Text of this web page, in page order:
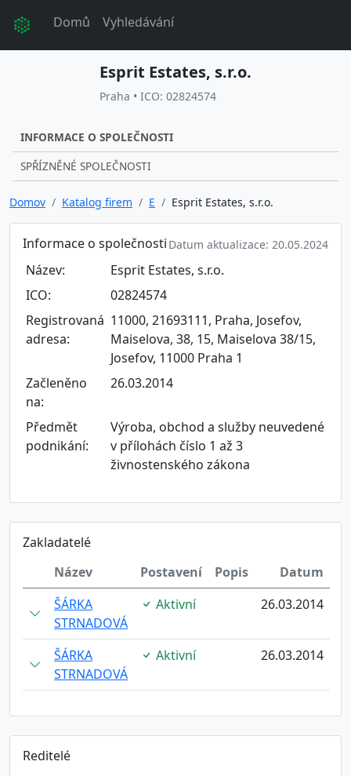
Domů Vyhledávání
Esprit Estates, s.r.o.
Praha • ICO: 02824574
INFORMACE O SPOLEČNOSTI
SPŘÍZNĚNÉ SPOLEČNOSTI
Domov Katalog firem E Esprit Estates, s.r.o.
Informace o společnosti Datum aktualizace: 20.05.2024
Název:
Esprit Estates, s.r.o.
ICO:
02824574
Registrovaná
adresa:
11000, 21693111, Praha, Josefov,
Maiselova, 38, 15, Maiselova 38/15,
Josefov, 11000 Praha 1
Začleněno
na:
26.03.2014
Předmět
podnikání:
Výroba, obchod a služby neuvedené
v přílohách číslo 1 až 3
živnostenského zákona
Zakladatelé
Název
Postavení Popis
Datum
ŠÁRKA
STRNADOVÁ
Aktivní 26.03.2014
ŠÁRKA
STRNADOVÁ
Aktivní 26.03.2014
Reditelé